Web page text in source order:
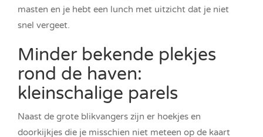
masten en je hebt een lunch met uitzicht dat je niet
snel vergeet.
Minder bekende plekjes
rond de haven:
kleinschalige parels
Naast de grote blikvangers zijn er hoekjes en
doorkijkjes die je misschien niet meteen op de kaart